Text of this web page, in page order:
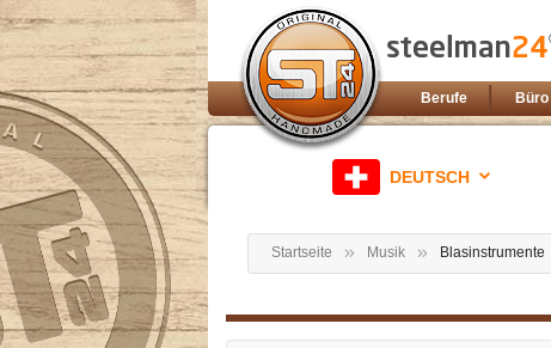
Berufe Büro
DEUTSCH
Startseite Musik Blasinstrumente